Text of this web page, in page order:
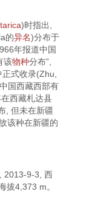
)时指出,
的异名)分布于
年报道中国
该物种分布”,
正式收录(Zhu,
国西藏西部有
西藏札达县
, 但未在新疆
该种在新疆的
2013-9-3, 西
拔4,373 m。